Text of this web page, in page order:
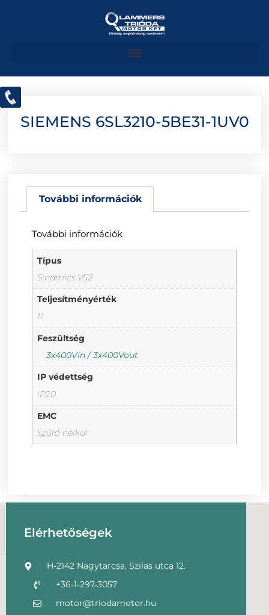
SIEMENS 6SL3210-5BE31-1UV0
További információk
További információk
Típus
Sinamics V52
Teljesítményérték
11
Feszültség
3x400Vin / 3x400Vout
IP védettség
IP20
EMC
Szűrő nélkül
Elérhetőségek
H-2142 Nagytarcsa, Szilas utca 12.
+36-1-297-3057
motor@triodamotor.hu